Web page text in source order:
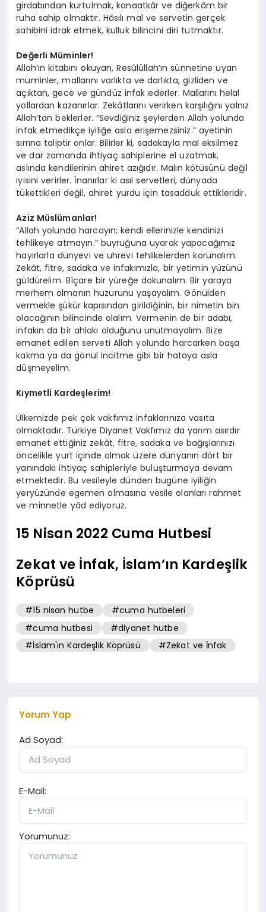
girdabından kurtulmak, kanaatkâr ve diğerkâm bir
ruha sahip olmaktır. Hâsılı mal ve servetin gerçek
sahibini idrak etmek, kulluk bilincini diri tutmaktır.
Değerli Müminler!
Allah’ın kitabını okuyan, Resûlüllah’ın sünnetine uyan
müminler, mallarını varlıkta ve darlıkta, gizliden ve
açıktan, gece ve gündüz infak ederler. Mallarını helal
yollardan kazanırlar. Zekâtlarını verirken karşılığını yalnız
Allah’tan beklerler. “Sevdiğiniz şeylerden Allah yolunda
infak etmedikçe iyiliğe asla erişemezsiniz.” ayetinin
sırrına taliptir onlar. Bilirler ki, sadakayla mal eksilmez
ve dar zamanda ihtiyaç sahiplerine el uzatmak,
aslında kendilerinin ahiret azığıdır. Malın kötüsünü değil
iyisini verirler. İnanırlar ki asıl servetleri, dünyada
tükettikleri değil, ahiret yurdu için tasadduk ettikleridir.
Aziz Müslümanlar!
“Allah yolunda harcayın; kendi ellerinizle kendinizi
tehlikeye atmayın.” buyruğuna uyarak yapacağımız
hayırlarla dünyevi ve uhrevi tehlikelerden korunalım.
Zekât, fitre, sadaka ve infakımızla, bir yetimin yüzünü
güldürelim. Bîçare bir yüreğe dokunalım. Bir yaraya
merhem olmanın huzurunu yaşayalım. Gönülden
vermekle şükür kapısından girildiğinin, bir nimetin bin
olacağının bilincinde olalım. Vermenin de bir adabı,
infakın da bir ahlakı olduğunu unutmayalım. Bize
emanet edilen serveti Allah yolunda harcarken başa
kakma ya da gönül incitme gibi bir hataya asla
düşmeyelim.
Kıymetli Kardeşlerim!
Ülkemizde pek çok vakfımız infaklarınıza vasıta
olmaktadır. Türkiye Diyanet Vakfımız da yarım asırdır
emanet ettiğiniz zekât, fitre, sadaka ve bağışlarınızı
öncelikle yurt içinde olmak üzere dünyanın dört bir
yanındaki ihtiyaç sahipleriyle buluşturmaya devam
etmektedir. Bu vesileyle dünden bugüne iyiliğin
yeryüzünde egemen olmasına vesile olanları rahmet
ve minnetle yâd ediyoruz.
15 Nisan 2022 Cuma Hutbesi
Zekat ve İnfak, İslam’ın Kardeşlik
Köprüsü
#15 nisan hutbe
#cuma hutbeleri
#cuma hutbesi
#diyanet hutbe
#İslam'ın Kardeşlik Köprüsü
#Zekat ve İnfak
Yorum Yap
Ad Soyad:
E-Mail:
Yorumunuz: